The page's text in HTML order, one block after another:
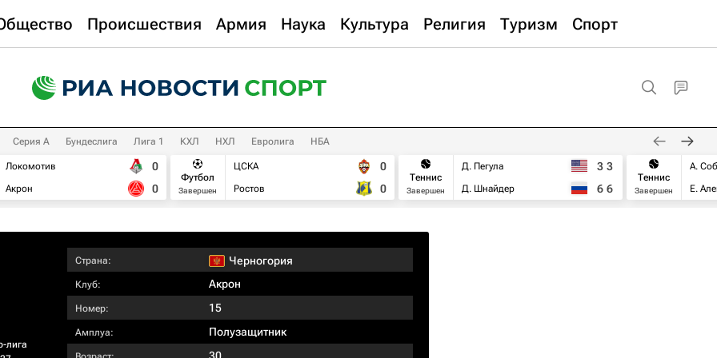
Происшествия Армия Наука Культура Религия Туризм Спорт
Серия А Бундеслига Лига 1 КХЛ НХЛ Евролига НБА
Локомотив
Акрон
0
0
Футбол
Завершен
ЦСКА
Ростов
0
0
Теннис
Завершен
Д. Пегула
Д. Шнайдер
3 3
6 6
Теннис
Завершен
А.
Е.
лига
Страна: Черногория
Клуб: Акрон
Номер: 15
Амплуа: Полузащитник